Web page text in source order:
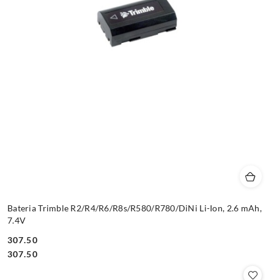
Bateria Trimble R2/R4/R6/R8s/R580/R780/DiNi Li-Ion, 2.6 mAh,
7.4V
Cena:
307.50
Cena:
307.50